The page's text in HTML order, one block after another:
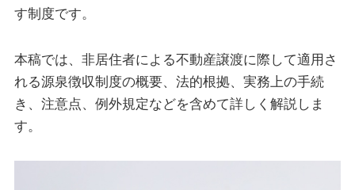
す制度です。
本稿では、非居住者による不動産譲渡に際して適用さ
れる源泉徴収制度の概要、法的根拠、実務上の手続
き、注意点、例外規定などを含めて詳しく解説しま
す。